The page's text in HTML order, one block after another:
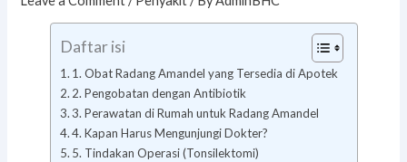
Daftar isi
1. Obat Radang Amandel yang Tersedia di Apotek
2. Pengobatan dengan Antibiotik
3. Perawatan di Rumah untuk Radang Amandel
4. Kapan Harus Mengunjungi Dokter?
5. Tindakan Operasi (Tonsilektomi)